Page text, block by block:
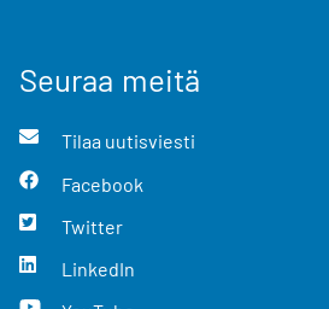
Seuraa meitä
Tilaa uutisviesti
Facebook
Twitter
LinkedIn